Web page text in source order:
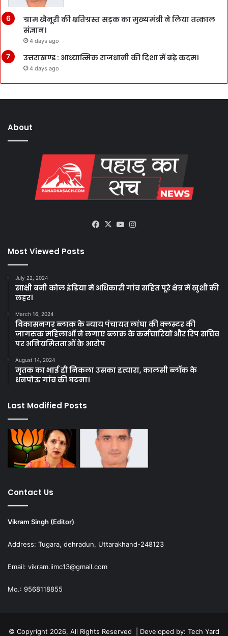
ग्राम खैनूरी की क्षतिग्रस्त सड़क का मुख्यमंत्री ने लिया तत्काल
संज्ञान।
4 days ago
उत्तराखण्ड : आध्यात्मिक राजधानी की दिशा में बढ़े कदम।
4 days ago
About
Facebook
X YouTube
Most Viewed Posts
July 22, 2024
साक्षी बनी कोल इंडिया में अधिकारी गांव सहित पूरे क्षेत्र में खुशी की
लहर।
March 16, 2024
विकासनगर ब्लाक के न्याय पंचायत लांघा की क्लस्टर की
जागरुक महिलाओं ने लगाए ब्लाक के कर्मचारियों और रिप सचिव
पर अनियमितताओं के आरोप
August 14, 2024
मृतक का भाई ही निकला उसका हत्यारा, कालसी ब्लॉक के
धनपोऊ गांव की घटना।
Last Modified Posts
Contact Us
Vikram Singh (Editor)
Address: Tugara, dehradun, Uttarakhand-248123
Email: vikram.iimc13@gmail.com
Mo.: 9568118855
© Copyright 2026, All Rights Reserved | Developed by: Tech Yard